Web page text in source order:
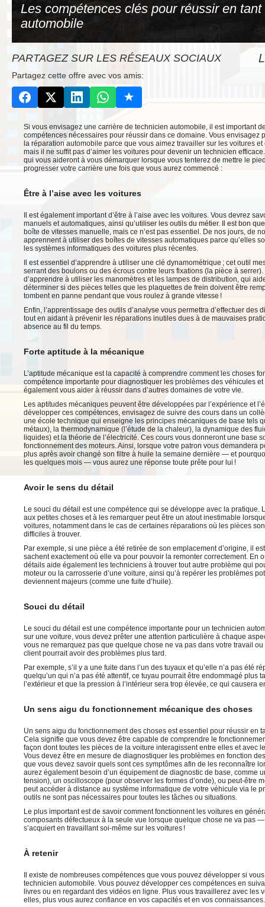
Les compétences clés pour réussir en
automobile
PARTAGEZ SUR LES RÉSEAUX SOCIAUX
Partagez cette offre avec vos amis:
Si vous envisagez une carrière de technicien automobile, il est important
compétences nécessaires pour réussir dans ce domaine. Vous envisagez
la réparation automobile parce que vous aimez travailler sur les voitures
mais il ne suffit pas d’aimer les voitures pour devenir un technicien
qui vous aideront à vous démarquer lorsque vous tenterez de mettre le
progresser votre carrière une fois que vous aurez commencé :
Être à l’aise avec les voitures
Il est également important d’être à l’aise avec les voitures. Vous devrez
manuels et automatiques, ainsi qu’utiliser les outils du métier. Il est bon
boîte de vitesses manuelle, mais ce n’est pas essentiel. De nos jours, de
apprennent à utiliser des boîtes de vitesses automatiques parce qu’elles
les systèmes informatiques des voitures plus récentes.
Il est essentiel d’apprendre à utiliser une clé dynamométrique ; cet outil
serrant des boulons ou des écrous contre leurs fixations (la pièce à
d’apprendre à utiliser les manomètres et les lampes de distribution, qui
déterminer si des pièces telles que les plaquettes de frein doivent être
tombent en panne pendant que vous roulez à grande vitesse !
Enfin, l’apprentissage des outils d’analyse vous permettra d’effectuer des
tout en aidant à prévenir les réparations inutiles dues à de mauvaises
absence au fil du temps.
Forte aptitude à la mécanique
L’aptitude mécanique est la capacité à comprendre comment les choses
compétence importante pour diagnostiquer les problèmes des véhicules
également vous aider à réussir dans d’autres domaines de votre vie.
Les aptitudes mécaniques peuvent être développées par l’expérience et
développer ces compétences, envisagez de suivre des cours dans un
une école technique qui enseigne les principes mécaniques de base tels
métaux), la thermodynamique (l’étude de la chaleur), la dynamique des
liquides) et la théorie de l’électricité. Ces cours vous donneront une base
fonctionnement des moteurs. Ainsi, lorsque votre patron vous demandera
plus après avoir changé son filtre à huile la semaine dernière — et
les quelques mois — vous aurez une réponse toute prête pour lui !
Avoir le sens du détail
Le souci du détail est une compétence qui se développe avec la pratique.
aux petites choses et à les remarquer peut être un atout inestimable
voitures, notamment dans le cas de certaines réparations où les pièces
difficiles à trouver.
Par exemple, si une pièce a été retirée de son emplacement d’origine, il
sachent exactement où elle va pour pouvoir la remonter correctement. En
détails aide également les techniciens à trouver tout autre problème qui
moteur ou la carrosserie d’une voiture, ainsi qu’à repérer les problèmes
deviennent majeurs (comme une fuite d’huile).
Souci du détail
Le souci du détail est une compétence importante pour un technicien
sur une voiture, vous devez prêter une attention particulière à chaque
vous ne remarquez pas que quelque chose ne va pas dans votre travail
client pourrait avoir des problèmes plus tard.
Par exemple, s’il y a une fuite dans l’un des tuyaux et qu’elle n’a pas été
quelqu’un qui n’a pas été attentif, ce tuyau pourrait être endommagé plus
l’extérieur et que la pression à l’intérieur sera trop élevée, ce qui causera
Un sens aigu du fonctionnement mécanique des choses
Un sens aigu du fonctionnement des choses est essentiel pour réussir en
Cela signifie que vous devez être capable de comprendre le
façon dont toutes les pièces de la voiture interagissent entre elles et avec
Vous devez être en mesure de diagnostiquer les problèmes en fonction
que vous devez savoir quels sont ces symptômes afin de les reconnaître
aurez également besoin d’un équipement de diagnostic de base, comme
tension), un oscilloscope (pour observer les formes d’onde), ou peut-être
peut accéder à distance au système informatique de votre véhicule via le
outils ne sont pas nécessaires pour toutes les tâches ou situations.
Le plus important est de savoir comment fonctionnent les voitures en
composants défectueux à la seule vue lorsque quelque chose ne va pas
s’acquiert en travaillant soi-même sur les voitures !
À retenir
Il existe de nombreuses compétences que vous pouvez développer si
technicien automobile. Vous pouvez développer ces compétences en
livres ou en regardant des vidéos en ligne. Plus vous travaillerez avec les
elles, plus vous aurez confiance en vos capacités et en vos connaissances.